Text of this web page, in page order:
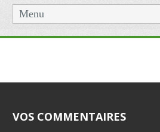
Menu
VOS COMMENTAIRES